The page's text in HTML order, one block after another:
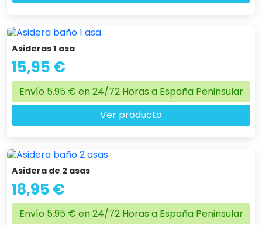
Asideras 1 asa
15,95 €
Envío 5.95 € en 24/72 Horas a España Peninsular
Ver producto
Asidera de 2 asas
18,95 €
Envío 5.95 € en 24/72 Horas a España Peninsular